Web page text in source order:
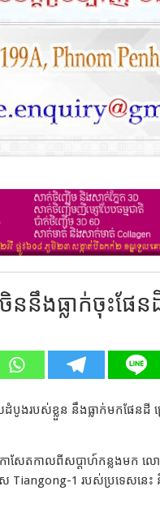
នឹងធ្លាក់ចុះផែ
ងរបស់ខ្លួន នឹងធ្លាក់មកផែនដី
សែតកាលពីសប្តាហ៍កន្លងមក លោ
Tiangong-1 របស់ប្រទេសនេះ